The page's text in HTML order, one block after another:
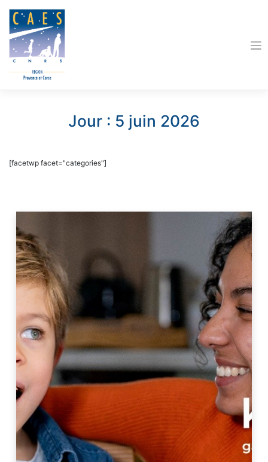
content
Jour : 5 juin 2026
[facetwp facet="categories"]